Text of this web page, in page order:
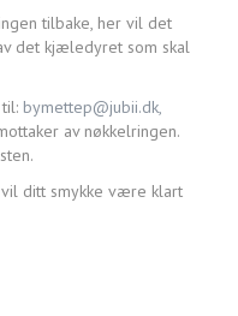
tilbake, her vil det
det kjæledyret som skal
bymettep@jubii.dk,
av nøkkelringen.
vil ditt smykke være klart